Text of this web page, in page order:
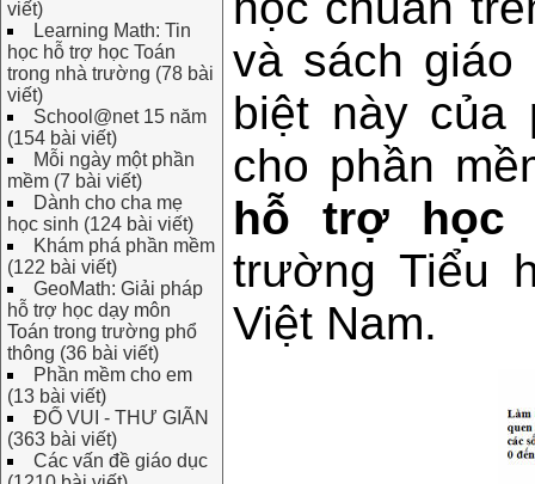
viết)
Learning Math: Tin
học hỗ trợ học Toán
trong nhà trường (78 bài
viết)
School@net 15 năm
(154 bài viết)
Mỗi ngày một phần
mềm (7 bài viết)
Dành cho cha mẹ
học sinh (124 bài viết)
Khám phá phần mềm
(122 bài viết)
GeoMath: Giải pháp
hỗ trợ học dạy môn
Toán trong trường phổ
thông (36 bài viết)
Phần mềm cho em
(13 bài viết)
ĐỐ VUI - THƯ GIÃN
(363 bài viết)
Các vấn đề giáo dục
và sách giáo
biệt này của
cho phần
hỗ trợ học
trường Tiểu
Việt Nam.